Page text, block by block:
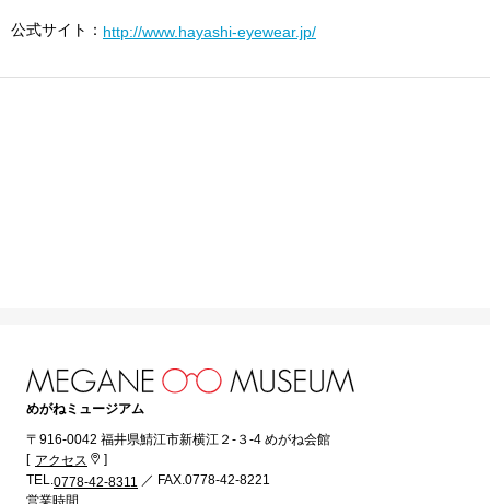
公式サイト： http://www.hayashi-eyewear.jp/
めがねミュージアム
〒916-0042 福井県鯖江市新横江２-３-4 めがね会館
[ アクセス
]
TEL. 0778-42-8311
／ FAX.0778-42-8221
営業時間